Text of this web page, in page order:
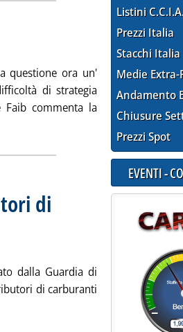
mercoledì 26 marzo 2008 alle 15.58.
questione ora un'
di strategia
Faib commenta la
'Faib: “rilanciamo tavolo di
di
dalla Guardia di
di carburanti
'L'esito delle verifiche sui 514
Listini
Prezzi Italia
Stacchi Italia
Medie Extra-
Andamento
Chiusure
Prezzi Spot
EVENTI -